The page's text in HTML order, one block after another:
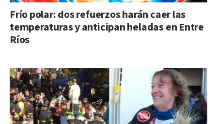
Frío polar: dos refuerzos harán caer las
temperaturas y anticipan heladas en Entre
Ríos